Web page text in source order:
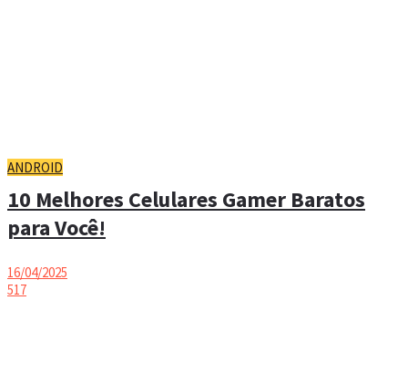
ANDROID
10 Melhores Celulares Gamer Baratos
para Você!
16/04/2025
517